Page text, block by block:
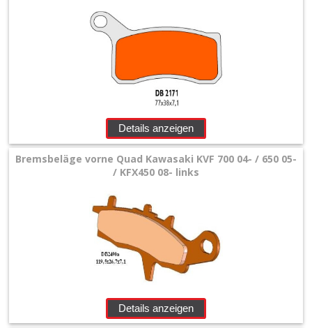
Details anzeigen
Bremsbeläge vorne Quad Kawasaki KVF 700 04- / 650 05-
/ KFX450 08- links
Details anzeigen